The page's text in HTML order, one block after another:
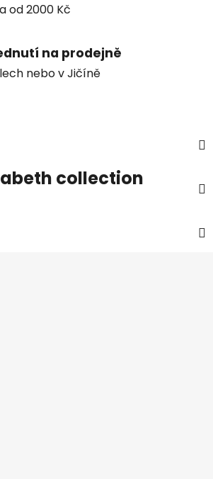
od 2000 Kč
na prodejně
nebo v Jičíně
collection